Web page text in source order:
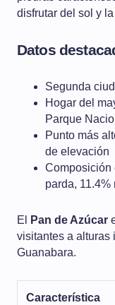
disfrutar del sol y
Datos
Segunda
Hogar del
Parque
Punto más
de elevación
Composición
parda, 11.4%
El Pan de Azúcar
visitantes a alturas
Guanabara.
Característica